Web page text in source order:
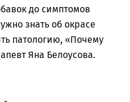
до симптомов
знать об окрасе
патологию, «Почему
Яна Белоусова.